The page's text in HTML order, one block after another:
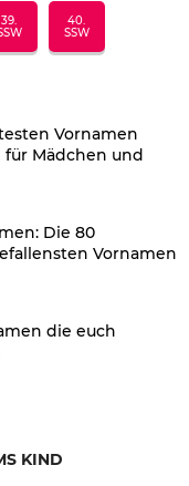
39.
40.
SSW
Vornamen
für Mädchen und
Die 80
Vornamen
die euch
KIND